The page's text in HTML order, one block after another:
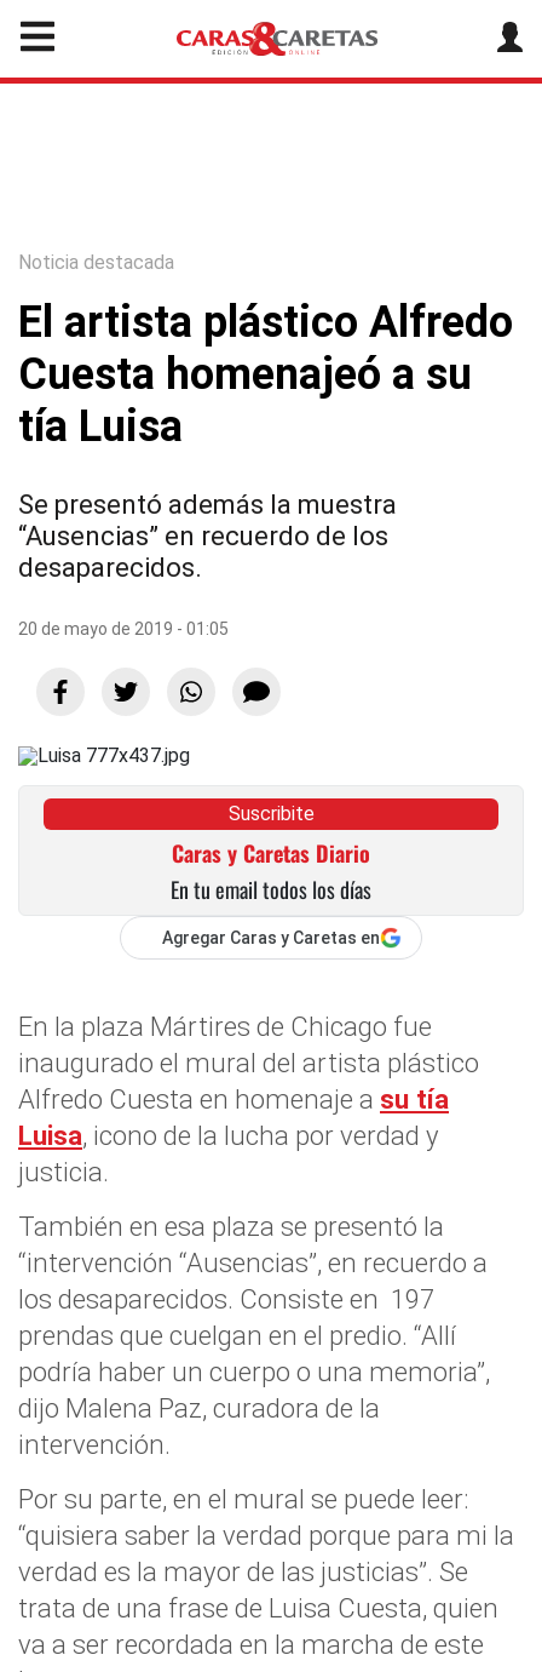
Noticia destacada
El artista plástico Alfredo
Cuesta homenajeó a su
tía Luisa
Se presentó además la muestra
“Ausencias” en recuerdo de los
desaparecidos.
20 de mayo de 2019 - 01:05
Suscribite
Caras y Caretas Diario
En tu email todos los días
Agregar Caras y Caretas en
En la plaza Mártires de Chicago fue
inaugurado el mural del artista plástico
Alfredo Cuesta en homenaje a su tía
Luisa, icono de la lucha por verdad y
justicia.
También en esa plaza se presentó la
“intervención “Ausencias”, en recuerdo a
los desaparecidos. Consiste en 197
prendas que cuelgan en el predio. “Allí
podría haber un cuerpo o una memoria”,
dijo Malena Paz, curadora de la
intervención.
Por su parte, en el mural se puede leer:
“quisiera saber la verdad porque para mi la
verdad es la mayor de las justicias”. Se
trata de una frase de Luisa Cuesta, quien
va a ser recordada en la marcha de este